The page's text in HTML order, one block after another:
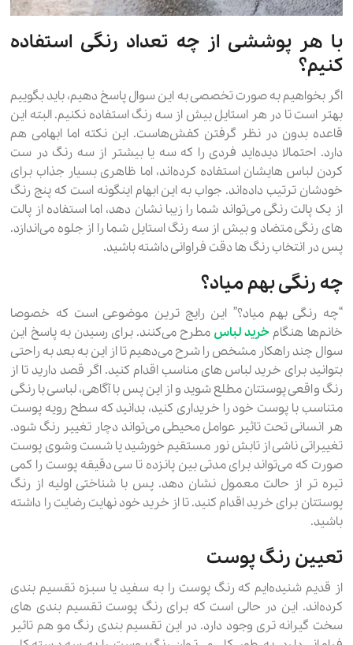
با هر پوششی از چه تعداد رنگی استفاده
کنیم؟
اگر بخواهیم به صورت تخصصی به این سوال پاسخ دهیم، باید بگوییم
بهتر است تا در هر استایل بیش از سه رنگ استفاده نکنیم. البته این
قاعده بدون در نظر گرفتن کفش‌هاست. این نکته اما ابهامی هم
دارد. احتمالا دیده‌اید فردی را که سه یا بیشتر از سه رنگ در ست
کردن لباس هایشان استفاده کرده‌اند، اما ظاهری بسیار جذاب برای
خودشان ترتیب داده‌اند. جواب به این ابهام اینگونه است که پنج رنگ
از یک پالت رنگی می‌تواند شما را زیبا نشان دهد، اما استفاده از پالت
های رنگی متضاد و بیش از سه رنگ استایل شما را از جلوه می‌اندازد.
پس در انتخاب رنگ ها دقت فراوانی داشته باشید.
چه رنگی بهم میاد؟
“چه رنگی بهم میاد؟” این رایج ترین موضوعی است که خصوصا
خانم‌ها هنگامخرید لباس مطرح می‌کنند. برای رسیدن به پاسخ این
سوال چند راهکار مشخص را شرح می‌دهیم تا از این به بعد به راحتی
بتوانید برای خرید لباس های مناسب اقدام کنید. اگر قصد دارید تا از
رنگ واقعی پوستتان مطلع شوید و از این پس با آگاهی، لباسی با رنگی
متناسب با پوست خود را خریداری کنید، بدانید که سطح رویه پوست
هر انسانی تحت تاثیر عوامل محیطی می‌تواند دچار تغییر رنگ شود.
تغییراتی ناشی از تابش نور مستقیم خورشید یا شست وشوی پوست
صورت که می‌تواند برای مدتی بین پانزده تا سی دقیقه پوست را کمی
تیره تر از حالت معمول نشان دهد. پس با شناختی اولیه از رنگ
پوستتان برای خرید اقدام کنید. تا از خرید خود نهایت رضایت را داشته
باشید.
تعیین رنگ پوست
از قدیم شنیده‌ایم که رنگ پوست را به سفید یا سبزه تقسیم بندی
کرده‌اند. این در حالی است که برای رنگ پوست تقسیم بندی های
سخت گیرانه تری وجود دارد. در این تقسیم بندی رنگ مو هم تاثیر